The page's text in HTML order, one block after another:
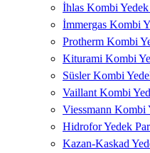
İhlas Kombi Yedek
İmmergas Kombi
Protherm Kombi
Kiturami Kombi
Süsler Kombi
Vaillant Kombi
Viessmann Kombi
Hidrofor Yedek
Kazan-Kaskad